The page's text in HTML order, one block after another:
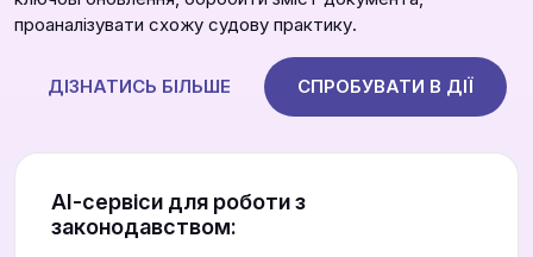
проаналізувати схожу судову практику.
ДІЗНАТИСЬ БІЛЬШЕ СПРОБУВАТИ В ДІЇ
АІ-сервіси для роботи з
законодавством: